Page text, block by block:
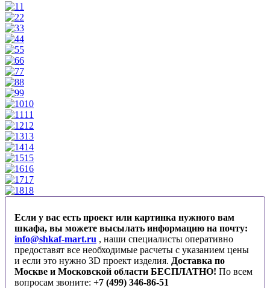
1
2
3
4
5
6
7
8
9
10
11
12
13
14
15
16
17
18
Если у вас есть проект или картинка нужного вам
шкафа, вы можете высылать информацию на почту:
info@shkaf-mart.ru , наши специалисты оперативно
предоставят все необходимые расчеты с указанием цены
и если это нужно 3D проект изделия. Доставка по
Москве и Московской области БЕСПЛАТНО! По всем
вопросам звоните: +7 (499) 346-86-51